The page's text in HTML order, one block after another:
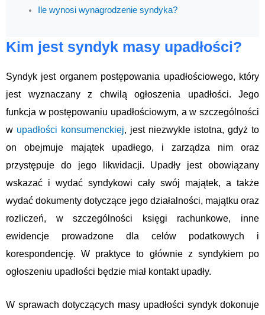
Ile wynosi wynagrodzenie syndyka?
Kim jest syndyk masy upadłości?
Syndyk jest organem postępowania upadłościowego, który
jest wyznaczany z chwilą ogłoszenia upadłości. Jego
funkcja w postępowaniu upadłościowym, a w szczególności
w upadłości konsumenckiej, jest niezwykle istotna, gdyż to
on obejmuje majątek upadłego, i zarządza nim oraz
przystępuje do jego likwidacji. Upadły jest obowiązany
wskazać i wydać syndykowi cały swój majątek, a także
wydać dokumenty dotyczące jego działalności, majątku oraz
rozliczeń, w szczególności księgi rachunkowe, inne
ewidencje prowadzone dla celów podatkowych i
korespondencję. W praktyce to głównie z syndykiem po
ogłoszeniu upadłości będzie miał kontakt upadły.
W sprawach dotyczących masy upadłości syndyk dokonuje